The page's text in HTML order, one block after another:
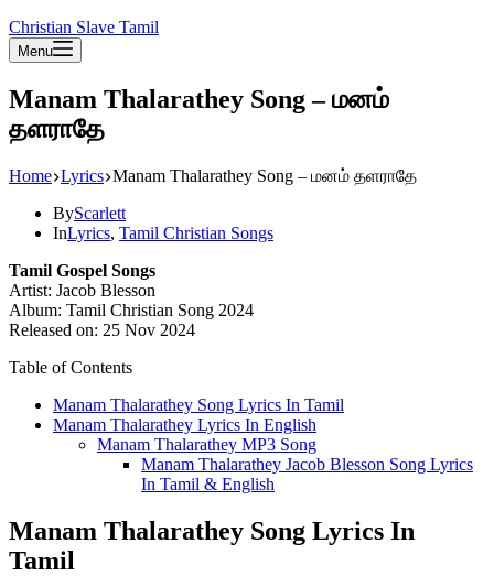
Christian Slave Tamil
Menu
Manam Thalarathey Song – மனம்
தளராதே
Home Lyrics Manam Thalarathey Song – மனம் தளராதே
ByScarlett
InLyrics, Tamil Christian Songs
Tamil Gospel Songs
Artist: Jacob Blesson
Album: Tamil Christian Song 2024
Released on: 25 Nov 2024
Table of Contents
Manam Thalarathey Song Lyrics In Tamil
Manam Thalarathey Lyrics In English
Manam Thalarathey MP3 Song
Manam Thalarathey Jacob Blesson Song Lyrics
In Tamil & English
Manam Thalarathey Song Lyrics In
Tamil